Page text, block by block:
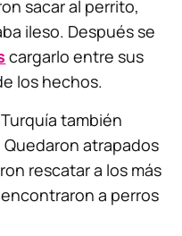
sacar al perrito,
ileso. Después se
cargarlo entre sus
los hechos.
también
atrapados
rescatar a los más
a perros